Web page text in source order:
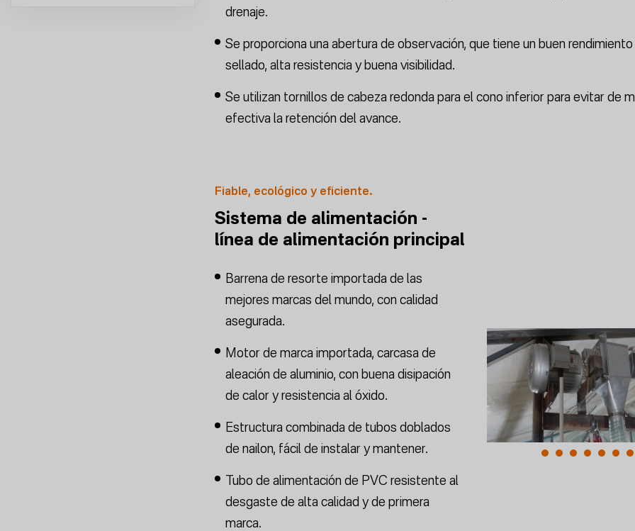
drenaje.
Se proporciona una abertura de observación, que tiene un buen
sellado, alta resistencia y buena visibilidad.
Se utilizan tornillos de cabeza redonda para el cono inferior para evitar de
efectiva la retención del avance.
Fiable, ecológico y eficiente.
Sistema de alimentación -
línea de alimentación principal
Barrena de resorte importada de las
mejores marcas del mundo, con calidad
asegurada.
Motor de marca importada, carcasa de
aleación de aluminio, con buena disipación
de calor y resistencia al óxido.
Estructura combinada de tubos doblados
de nailon, fácil de instalar y mantener.
Tubo de alimentación de PVC resistente al
desgaste de alta calidad y de primera
marca.